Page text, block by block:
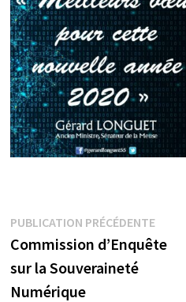
Navigation
de
l’article
PUBLICATION PRÉCÉDENTE
Commission d’Enquête
sur la Souveraineté
Numérique